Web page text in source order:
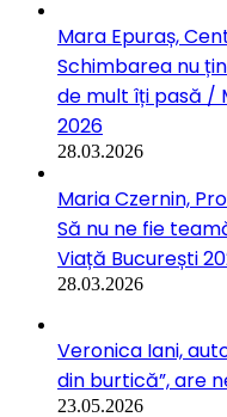
Mara Epuraș,
Schimbarea nu
de mult îți pasă /
2026
28.03.2026
Maria Czernin,
Să nu ne fie
Viață București
28.03.2026
Veronica Iani,
din burtică”, are
23.05.2026